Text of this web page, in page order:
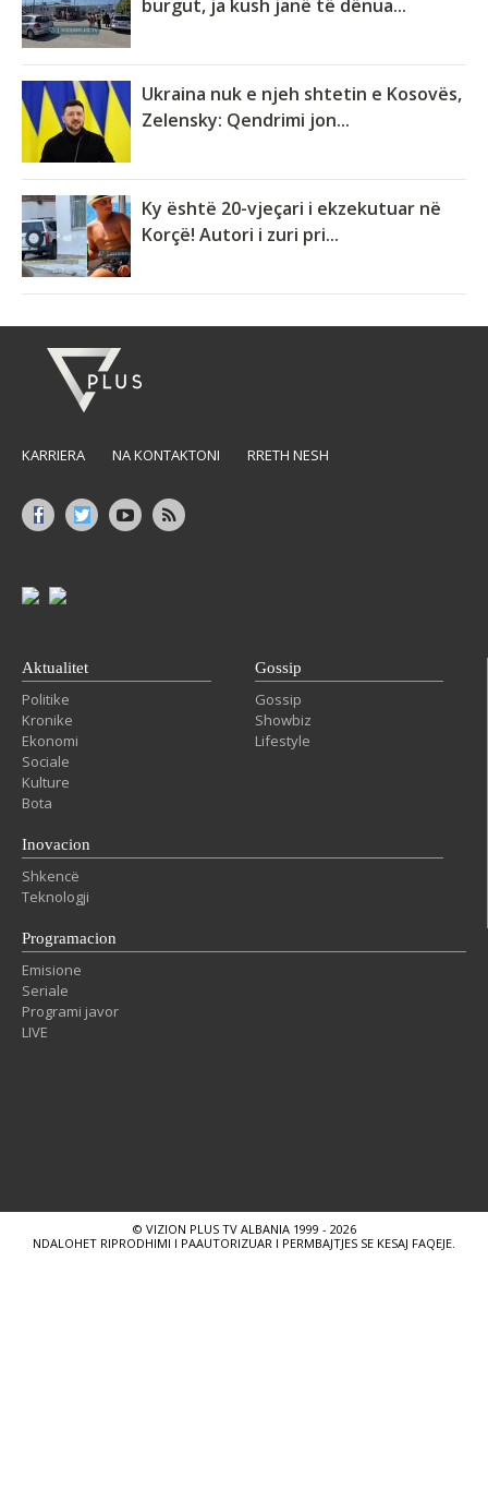
burgut, ja kush janë të dënua...
Ukraina nuk e njeh shtetin e Kosovës,
Zelensky: Qendrimi jon...
Ky është 20-vjeçari i ekzekutuar në
Korçë! Autori i zuri pri...
KARRIERA NA KONTAKTONI RRETH NESH
Aktualitet
Politike
Kronike
Ekonomi
Sociale
Kulture
Bota
Gossip
Gossip
Showbiz
Lifestyle
Inovacion
Shkencë
Teknologji
Programacion
Emisione
Seriale
Programi javor
LIVE
© VIZION PLUS TV ALBANIA 1999 - 2026
NDALOHET RIPRODHIMI I PAAUTORIZUAR I PERMBAJTJES SE KESAJ FAQEJE.